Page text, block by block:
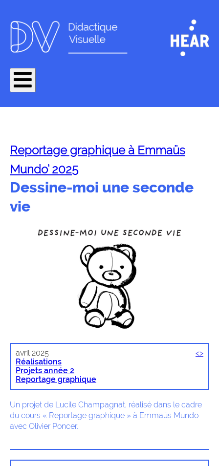
Reportage graphique à Emmaüs
Mundo’ 2025
Dessine-moi une seconde
vie
avril 2025
Réalisations
Projets année 2
Reportage graphique
<>
Un projet de Lucile Champagnat, réalisé dans le cadre
du cours « Reportage graphique » à Emmaüs Mundo
avec Olivier Poncer.